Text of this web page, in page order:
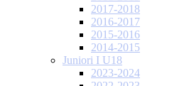
2017-2018
2016-2017
2015-2016
2014-2015
Juniori I U18
2023-2024